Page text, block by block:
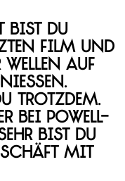
bist du
Film und
Wellen auf
trotzdem.
bei Powell-
bist du
mit